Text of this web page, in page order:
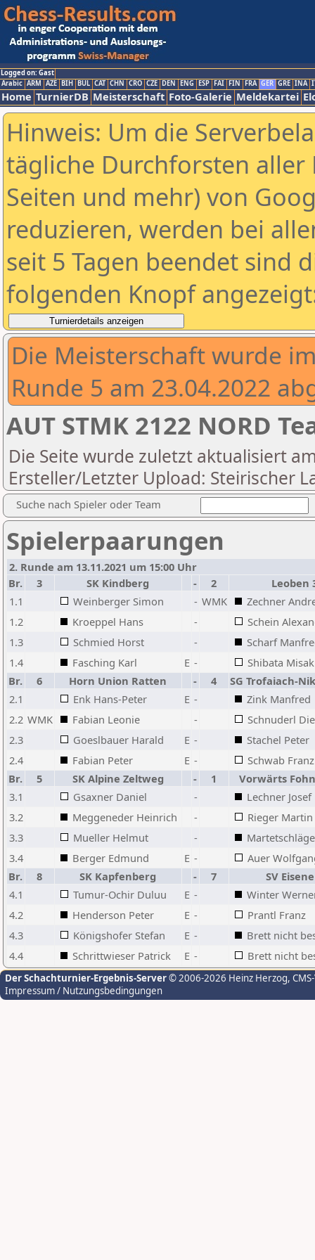
Logged on: Gast
Arabic ARM AZE BIH BUL CAT CHN CRO CZE DEN ENG ESP FAI FIN FRA GER GRE INA
Home TurnierDB Meisterschaft Foto-Galerie Meldekartei
Hinweis: Um die
tägliche Durchforsten aller
Seiten und mehr) von
reduzieren, werden bei
seit 5 Tagen beendet sind
folgenden Knopf
Die Meisterschaft wurde
Runde 5 am 23.04.2022
AUT STMK 2122 NORD
Die Seite wurde zuletzt aktualisiert
Ersteller/Letzter Upload: Steirischer
Suche nach Spieler oder Team
Spielerpaarungen
2. Runde am 13.11.2021 um 15:00 Uhr
Br.
3 SK Kindberg - 2
Leoben
1.1
Weinberger Simon - WMK
Zechner
1.2
Kroeppel Hans -
Schein
1.3
Schmied Horst -
Scharf
1.4
Fasching Karl E -
Shibata
Br.
6 Horn Union Ratten - 4
SG Trofaiach-
2.1
Enk Hans-Peter E -
Zink Manfred
2.2 WMK Fabian Leonie -
Schnuderl
2.3
Goeslbauer Harald E -
Stachel Peter
2.4
Fabian Peter E -
Schwab Franz
Br.
5 SK Alpine Zeltweg - 1
Vorwärts
3.1
Gsaxner Daniel -
Lechner Josef
3.2
Meggeneder Heinrich -
Rieger Martin
3.3
Mueller Helmut -
3.4
Berger Edmund E -
Auer
Br.
8 SK Kapfenberg - 7
SV
4.1
Tumur-Ochir Duluu E -
Winter
4.2
Henderson Peter E -
Prantl Franz
4.3
Königshofer Stefan E -
Brett nicht
4.4
Schrittwieser Patrick E - Brett nicht
Der Schachturnier-Ergebnis-Server© 2006-2026 Heinz Herzog,
Impressum / Nutzungsbedingungen